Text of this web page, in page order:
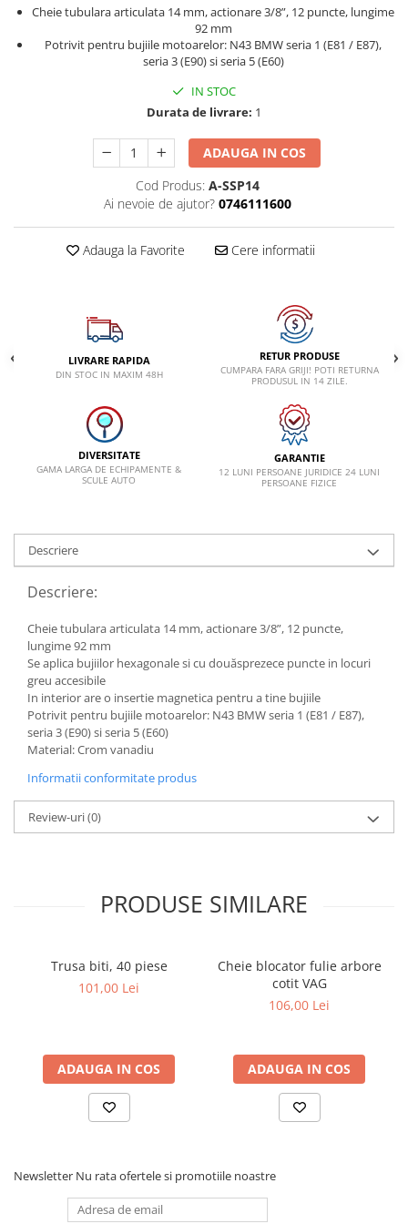
VWCheie tubulara articulata 14 mm, actionare 3/8”, 12 puncte, lungime
92 mm
Potrivit pentru bujiile motoarelor: N43 BMW seria 1 (E81 / E87),
seria 3 (E90) si seria 5 (E60)
IN STOC
Durata de livrare: 1
ADAUGA IN COS
Cod Produs: A-SSP14
Ai nevoie de ajutor? 0746111600
Adauga la Favorite Cere informatii
LIVRARE RAPIDA
DIN STOC IN MAXIM 48H
RETUR PRODUSE
CUMPARA FARA GRIJI! POTI RETURNA
PRODUSUL IN 14 ZILE.
DIVERSITATE
GAMA LARGA DE ECHIPAMENTE &
SCULE AUTO
GARANTIE
12 LUNI PERSOANE JURIDICE 24 LUNI
PERSOANE FIZICE
Descriere
Descriere:
Cheie tubulara articulata 14 mm, actionare 3/8”, 12 puncte,
lungime 92 mm
Se aplica bujiilor hexagonale si cu douăsprezece puncte in locuri
greu accesibile
In interior are o insertie magnetica pentru a tine bujiile
Potrivit pentru bujiile motoarelor: N43 BMW seria 1 (E81 / E87),
seria 3 (E90) si seria 5 (E60)
Material: Crom vanadiu
Informatii conformitate produs
Review-uri(0)
PRODUSE SIMILARE
Trusa biti, 40 piese
101,00 Lei
ADAUGA IN COS
Cheie blocator fulie arbore
cotit VAG
106,00 Lei
ADAUGA IN COS
Newsletter Nu rata ofertele si promotiile noastre